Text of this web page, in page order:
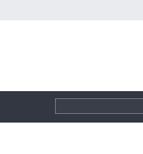
Souls